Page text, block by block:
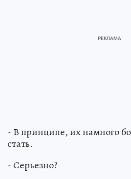
- В принципе, их намного
стать.
- Серьезно?